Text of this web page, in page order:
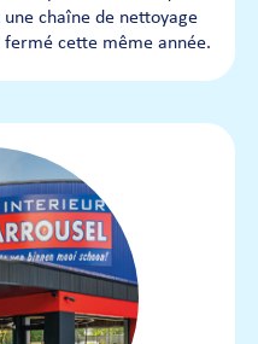
chaîne de nettoyage
cette même année.